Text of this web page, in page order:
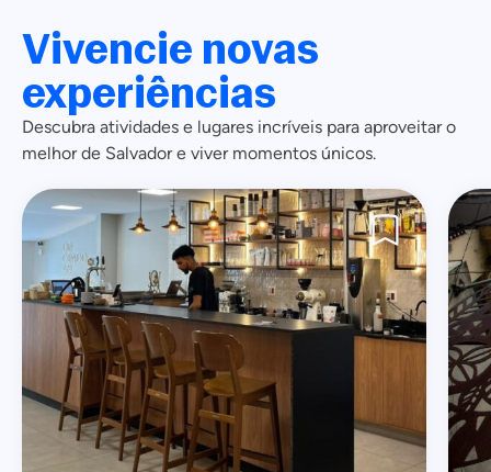
Vivencie novas
experiências
Descubra atividades e lugares incríveis para aproveitar o
melhor de Salvador e viver momentos únicos.